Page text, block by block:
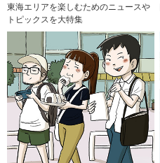
東海エリアを楽しむためのニュースや
トピックスを大特集